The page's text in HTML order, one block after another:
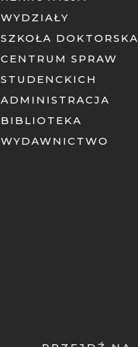
WYDZIAŁY
SZKOŁA DOKTORSKA
CENTRUM SPRAW
STUDENCKICH
ADMINISTRACJA
BIBLIOTEKA
WYDAWNICTWO